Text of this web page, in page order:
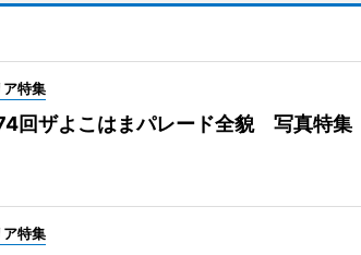
ア特集
回ザよこはまパレード全貌 写真特集
ア特集